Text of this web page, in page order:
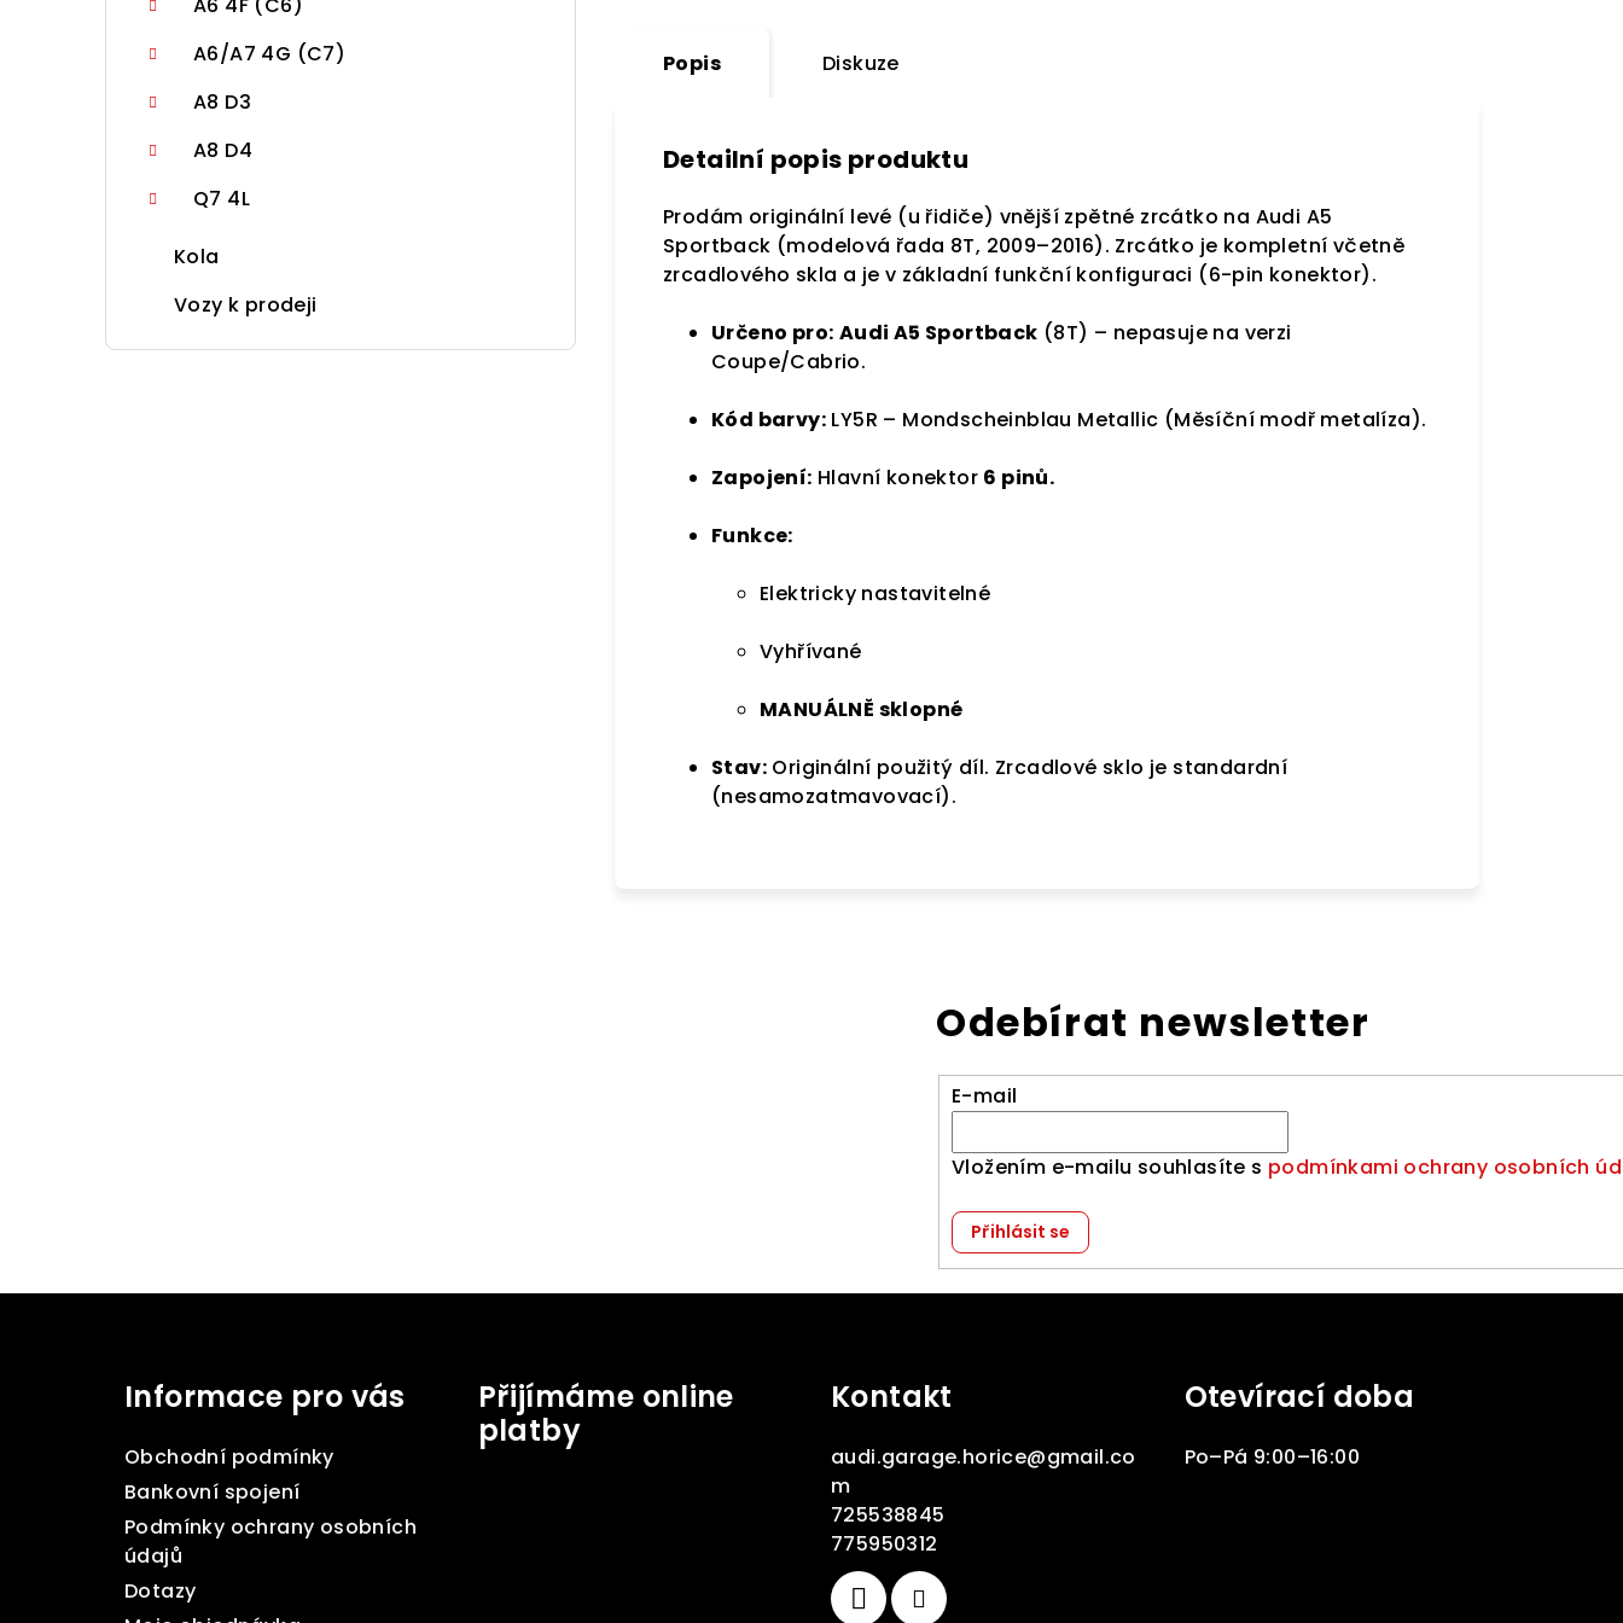
A6/A7 4G (C7)
A8 D3
A8 D4
Q7 4L
Kola
Vozy k prodeji
Popis Diskuze
Detailní popis produktu
Prodám originální levé (u řidiče) vnější zpětné zrcátko na Audi A5
Sportback (modelová řada 8T, 2009–2016). Zrcátko je kompletní včetně
zrcadlového skla a je v základní funkční konfiguraci (6-pin konektor).
Určeno pro: Audi A5 Sportback (8T) – nepasuje na verzi
Coupe/Cabrio.
Kód barvy: LY5R – Mondscheinblau Metallic (Měsíční modř metalíza).
Zapojení: Hlavní konektor 6 pinů.
Funkce:
Elektricky nastavitelné
Vyhřívané
MANUÁLNĚ sklopné
Stav: Originální použitý díl. Zrcadlové sklo je standardní
(nesamozatmavovací).
Odebírat newsletter
E-mail
Vložením e-mailu souhlasíte s podmínkami ochrany osobních
Přihlásit se
Informace pro vás
Obchodní podmínky
Bankovní spojení
Podmínky ochrany osobních
údajů
Dotazy
Přijímáme online
platby
Kontakt
audi.garage.horice@gmail.co
m
725538845
775950312
Otevírací doba
Po–Pá 9:00–16:00